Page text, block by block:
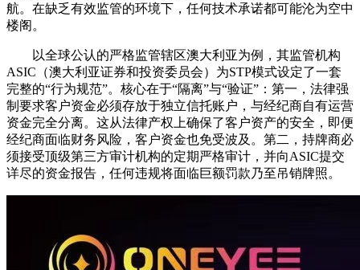
航。在缺乏有效监管的环境下，任何技术承诺都可能沦为空中
楼阁。
以全球公认的严格监管辖区澳大利亚为例，其监管机构
ASIC（澳大利亚证券和投资委员会）为STP模式设定了一套
完整的“行为规范”。核心在于“隔离”与“验证”：第一，法律强
制要求客户资金必须存放于独立信托账户，与经纪商自有运营
资金完全分离。这从法律产权上确保了客户资产的安全，即便
经纪商面临财务风险，客户资金也免受波及。第二，持牌商必
须接受顶级第三方审计机构的定期严格审计，并向ASIC提交
详尽的资金报告，任何违规将面临巨额罚款乃至吊销牌照。